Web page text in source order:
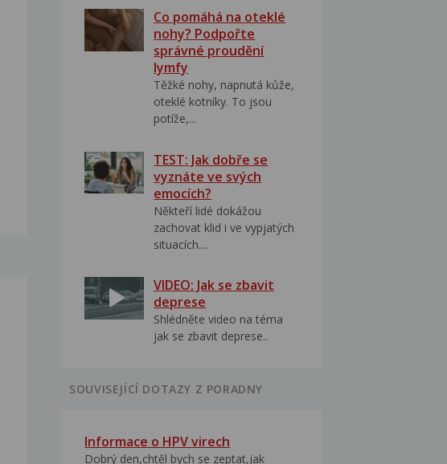
Co pomáhá na oteklé
nohy? Podpořte
správné proudění
lymfy
Těžké nohy, napnutá kůže,
oteklé kotníky. To jsou
potíže,...
TEST: Jak dobře se
vyznáte ve svých
emocích?
Někteří lidé dokážou
zachovat klid i ve vypjatých
situacích....
VIDEO: Jak se zbavit
deprese
Shlédněte video na téma
jak se zbavit deprese..
SOUVISEJÍCÍ DOTAZY Z PORADNY
Informace o HPV virech
Dobrý den,chtěl bych se zeptat,jak